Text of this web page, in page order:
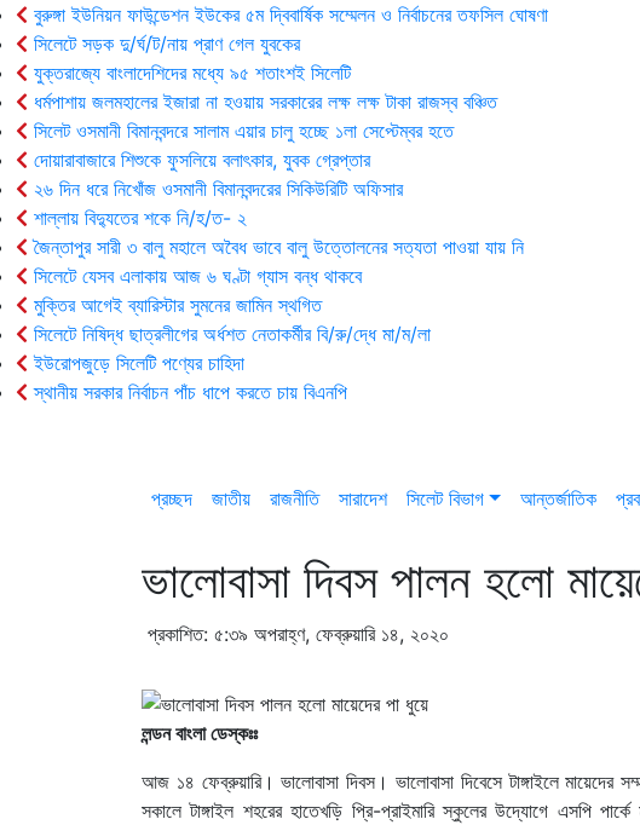
বুরুঙ্গা ইউনিয়ন ফাউন্ডেশন ইউকের ৫ম দ্বিবার্ষিক সম্মেলন ও নির্বাচনের তফসিল ঘোষণা
সিলেটে সড়ক দু/র্ঘ/ট/নায় প্রাণ গেল যুবকের
যুক্তরাজ্যে বাংলাদেশিদের মধ্যে ৯৫ শতাংশই সিলেটি
ধর্মপাশায় জলমহালের ইজারা না হওয়ায় সরকারের লক্ষ লক্ষ টাকা রাজস্ব বঞ্চিত
সিলেট ওসমানী বিমানবন্দরে সালাম এয়ার চালু হচ্ছে ১লা সেপ্টেম্বর হতে
দোয়ারাবাজারে শিশুকে ফুসলিয়ে বলাৎকার, যুবক গ্রেপ্তার
২৬ দিন ধরে নিখোঁজ ওসমানী বিমানবন্দরের সিকিউরিটি অফিসার
শাল্লায় বিদ্যুতের শকে নি/হ/ত- ২
জৈন্তাপুর সারী ৩ বালু মহালে অবৈধ ভাবে বালু উত্তোলনের সত্যতা পাওয়া যায় নি
সিলেটে যেসব এলাকায় আজ ৬ ঘণ্টা গ্যাস বন্ধ থাকবে
মুক্তির আগেই ব্যারিস্টার সুমনের জামিন স্থগিত
সিলেটে নিষিদ্ধ ছাত্রলীগের অর্ধশত নেতাকর্মীর বি/রু/দ্ধে মা/ম/লা
ইউরোপজুড়ে সিলেটি পণ্যের চাহিদা
স্থানীয় সরকার নির্বাচন পাঁচ ধাপে করতে চায় বিএনপি
প্রচ্ছদ জাতীয় রাজনীতি সারাদেশ সিলেট বিভাগ আন্তর্জাতিক
ভালোবাসা দিবস পালন হলো
প্রকাশিত: ৫:৩৯ অপরাহ্ণ, ফেব্রুয়ারি ১৪, ২০২০
লন্ডন বাংলা ডেস্কঃঃ
আজ ১৪ ফেব্রুয়ারি। ভালোবাসা দিবস। ভালোবাসা দিবেসে টাঙ্গাইলে মায়েদের
সকালে টাঙ্গাইল শহরের হাতেখড়ি প্রি-প্রাইমারি স্কুলের উদ্যোগে এসপি